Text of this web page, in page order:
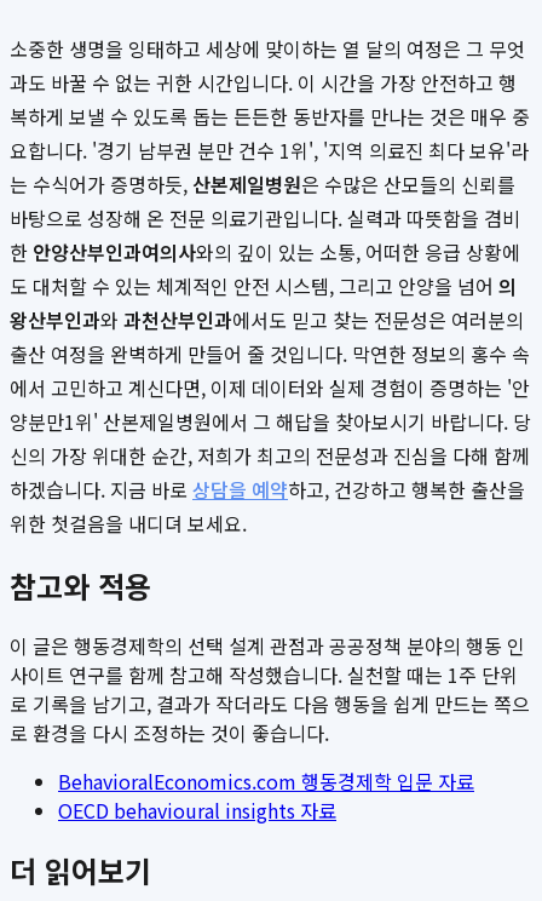
소중한 생명을 잉태하고 세상에 맞이하는 열 달의 여정은 그 무엇
과도 바꿀 수 없는 귀한 시간입니다. 이 시간을 가장 안전하고 행
복하게 보낼 수 있도록 돕는 든든한 동반자를 만나는 것은 매우 중
요합니다. '경기 남부권 분만 건수 1위', '지역 의료진 최다 보유'라
는 수식어가 증명하듯, 산본제일병원은 수많은 산모들의 신뢰를
바탕으로 성장해 온 전문 의료기관입니다. 실력과 따뜻함을 겸비
한 안양산부인과여의사와의 깊이 있는 소통, 어떠한 응급 상황에
도 대처할 수 있는 체계적인 안전 시스템, 그리고 안양을 넘어 의
왕산부인과와 과천산부인과에서도 믿고 찾는 전문성은 여러분의
출산 여정을 완벽하게 만들어 줄 것입니다. 막연한 정보의 홍수 속
에서 고민하고 계신다면, 이제 데이터와 실제 경험이 증명하는 '안
양분만1위' 산본제일병원에서 그 해답을 찾아보시기 바랍니다. 당
신의 가장 위대한 순간, 저희가 최고의 전문성과 진심을 다해 함께
하겠습니다. 지금 바로 상담을 예약하고, 건강하고 행복한 출산을
위한 첫걸음을 내디뎌 보세요.
참고와 적용
이 글은 행동경제학의 선택 설계 관점과 공공정책 분야의 행동 인
사이트 연구를 함께 참고해 작성했습니다. 실천할 때는 1주 단위
로 기록을 남기고, 결과가 작더라도 다음 행동을 쉽게 만드는 쪽으
로 환경을 다시 조정하는 것이 좋습니다.
BehavioralEconomics.com 행동경제학 입문 자료
OECD behavioural insights 자료
더 읽어보기